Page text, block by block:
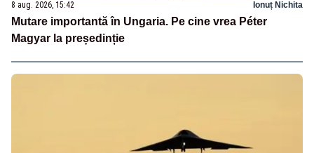
8 aug. 2026, 15:42 Ionuț Nichita
Mutare importantă în Ungaria. Pe cine vrea Péter
Magyar la președinție